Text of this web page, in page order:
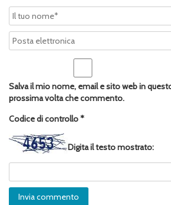
Salva il mio nome, email e sito web in
prossima volta che commento.
Codice di controllo*
Digita il testo mostrato: